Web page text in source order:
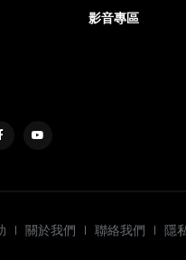
影音專區
關於我們 聯絡我們
隱